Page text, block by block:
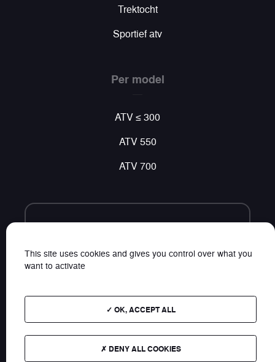
Trektocht
Sportief atv
Per model
ATV ≤ 300
ATV 550
ATV 700
Volg ons
Plan van de website
Contact
This site uses cookies and gives you control over what you
want to activate
OK, ACCEPT ALL
DENY ALL COOKIES